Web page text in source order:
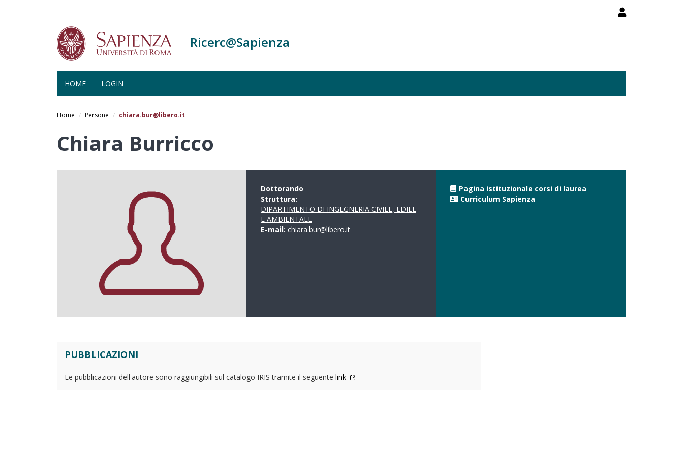
Ricerc@Sapienza
HOME LOGIN
Home Persone chiara.bur@libero.it
Chiara Burricco
Dottorando
Struttura:
DIPARTIMENTO DI INGEGNERIA CIVILE, EDILE
E AMBIENTALE
E-mail: chiara.bur@libero.it
Pagina istituzionale corsi di laurea
Curriculum Sapienza
PUBBLICAZIONI
Le pubblicazioni dell'autore sono raggiungibili sul catalogo IRIS tramite il seguente link